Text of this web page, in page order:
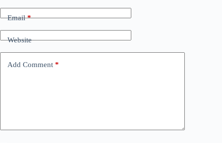
Email*
Website
Add Comment *